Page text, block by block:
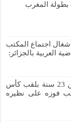
بطولة المغرب
اجتماع المكتب
العربية بالجزائر:
توج المنتخب الوطني لأقل من 23 سنة بلقب كأس
فوزه على نظيره